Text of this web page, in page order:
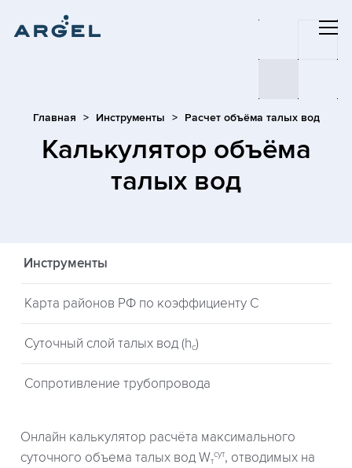
Главная Инструменты Расчет объёма талых вод
Калькулятор объёма
талых вод
Инструменты
Карта районов РФ по коэффициенту С
Суточный слой талых вод (hc)
Сопротивление трубопровода
Онлайн калькулятор расчёта максимального
суточного объема талых вод Wт
сут, отводимых на